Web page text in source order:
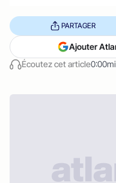
Écoutez cet article
PARTAGER
Ajouter